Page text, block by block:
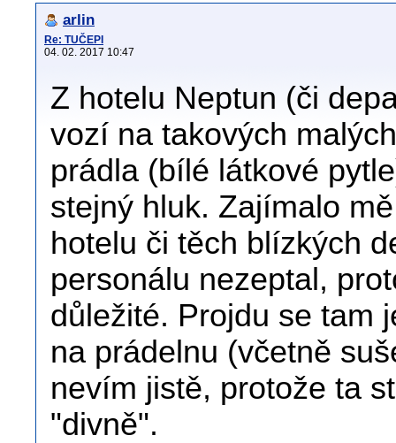
arlin
Re: TUČEPI
04. 02. 2017 10:47
Z hotelu Neptun (či
vozí na takových
prádla (bílé látkové
stejný hluk. Zajímalo
hotelu či těch blízkých
personálu nezeptal,
důležité. Projdu se tam
na prádelnu (včetně
nevím jistě, protože ta
"divně".